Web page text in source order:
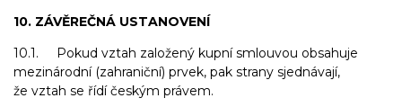
10. ZÁVĚREČNÁ USTANOVENÍ
10.1. Pokud vztah založený kupní smlouvou obsahuje
mezinárodní (zahraniční) prvek, pak strany sjednávají,
že vztah se řídí českým právem.